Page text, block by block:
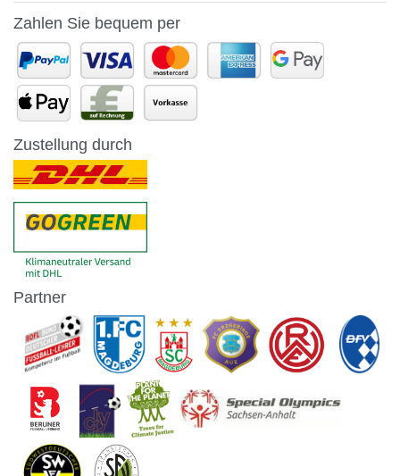
Zahlen Sie bequem per
Zustellung durch
Partner